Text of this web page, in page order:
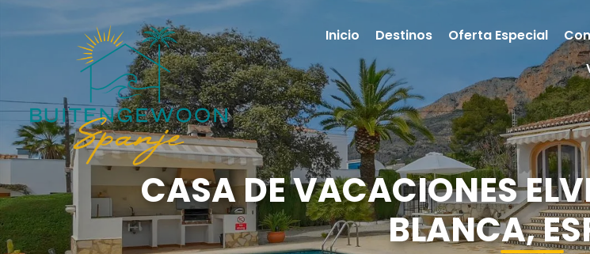
CASA DE VACACIONES
BLANCA,
Inicio Destinos Oferta Especial